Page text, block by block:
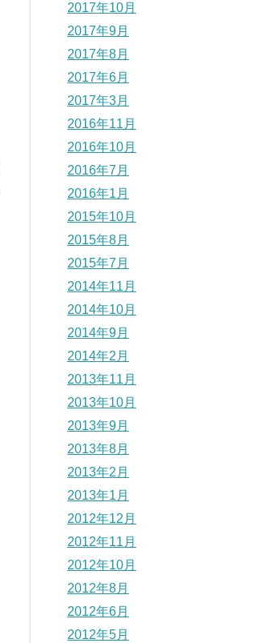
2017年10月
2017年9月
2017年8月
2017年6月
2017年3月
2016年11月
2016年10月
2016年7月
2016年1月
2015年10月
2015年8月
2015年7月
2014年11月
2014年10月
2014年9月
2014年2月
2013年11月
2013年10月
2013年9月
2013年8月
2013年2月
2013年1月
2012年12月
2012年11月
2012年10月
2012年8月
2012年6月
2012年5月